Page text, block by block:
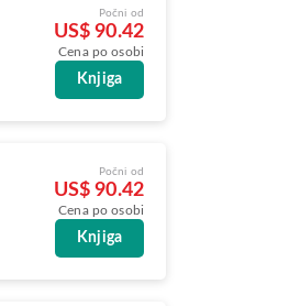
Počni od
US$ 90.42
Cena po osobi
Knjiga
Počni od
US$ 90.42
Cena po osobi
Knjiga